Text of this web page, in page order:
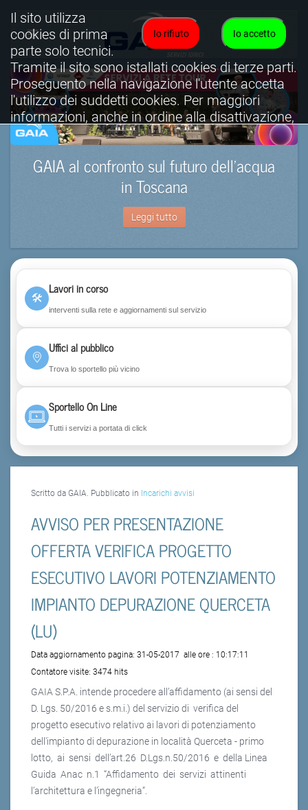
GAIA al confronto sul futuro dell’acqua
in Toscana
Leggi tutto
🛠
Lavori in corso
interventi sulla rete e aggiornamenti sul servizio
Uffici al pubblico
Trova lo sportello più vicino
Sportello On Line
Tutti i servizi a portata di click
Scritto da GAIA. Pubblicato in Incarichi avvisi
AVVISO PER PRESENTAZIONE
OFFERTA VERIFICA PROGETTO
ESECUTIVO LAVORI POTENZIAMENTO
IMPIANTO DEPURAZIONE QUERCETA
(LU)
Data aggiornamento pagina: 31-05-2017 alle ore : 10:17:11
Contatore visite: 3474 hits
GAIA S.P.A. intende procedere all’affidamento (ai sensi del
D. Lgs. 50/2016 e s.m.i.) del servizio di verifica del
progetto esecutivo relativo ai lavori di potenziamento
dell'impianto di depurazione in località Querceta - primo
lotto, ai sensi dell’art.26 D.Lgs.n.50/2016 e della Linea
Guida Anac n.1 “Affidamento dei servizi attinenti
l’architettura e l’ingegneria”.
Io accetto
Io rifiuto
Il sito utilizza
cookies di prima
parte solo tecnici.
Tramite il sito sono istallati cookies di terze parti.
Proseguento nella navigazione l'utente accetta
l'utilizzo dei suddetti cookies. Per maggiori
informazioni, anche in ordine alla disattivazione,
è possibile consultare l'informativa cookies
completa.
Visualizza informativa completa.